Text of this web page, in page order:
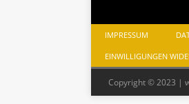
IMPRESSUM
EINWILLIGUNGEN
Copyright © 2023 |